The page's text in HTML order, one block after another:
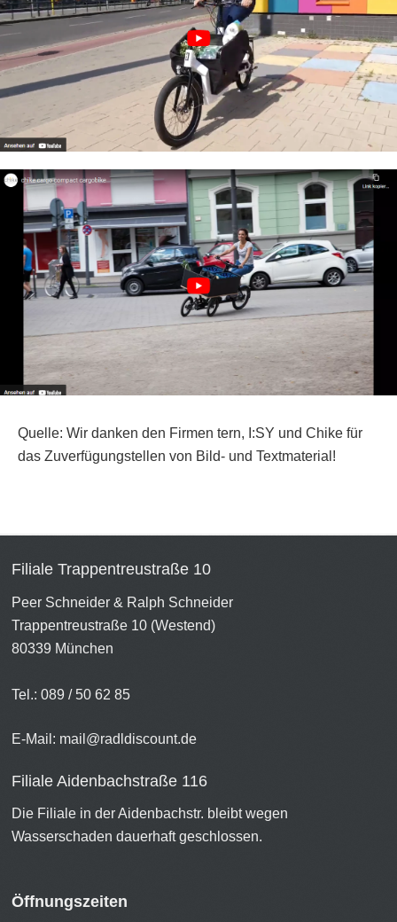
Ortlieb
Rohloff
SQlab
Thule Chariot
Kindercar
Quelle: Wir danken den Firmen tern, I:SY und Chike für
das Zuverfügungstellen von Bild- und Textmaterial!
Filiale Trappentreustraße 10
Peer Schneider & Ralph Schneider
Trappentreustraße 10 (Westend)
80339 München
Tel.: 089 / 50 62 85
E-Mail: mail@radldiscount.de
Filiale Aidenbachstraße 116
Die Filiale in der Aidenbachstr. bleibt wegen
Wasserschaden dauerhaft geschlossen.
Öffnungszeiten